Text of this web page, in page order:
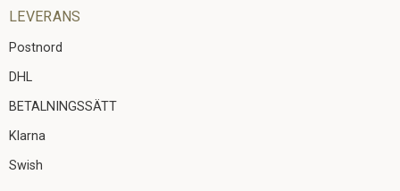
LEVERANS
Postnord
DHL
BETALNINGSSÄTT
Klarna
Swish